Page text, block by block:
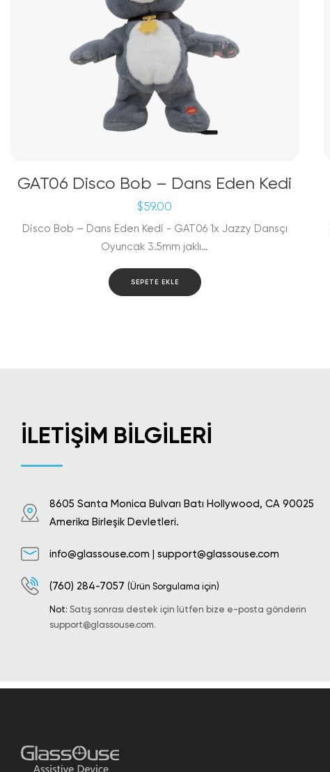
GAT06 Disco Bob – Dans Eden Kedi
$59.00
Disco Bob – Dans Eden Kedi - GAT06 1x Jazzy Dansçı
Oyuncak 3.5mm jaklı…
SEPETE EKLE
İLETIŞIM BILGILERI
8605 Santa Monica Bulvarı Batı Hollywood, CA 90025
Amerika Birleşik Devletleri.
info@glassouse.com | support@glassouse.com
(760) 284-7057 (Ürün Sorgulama için)
Not: Satış sonrası destek için lütfen bize e-posta gönderin
support@glassouse.com.